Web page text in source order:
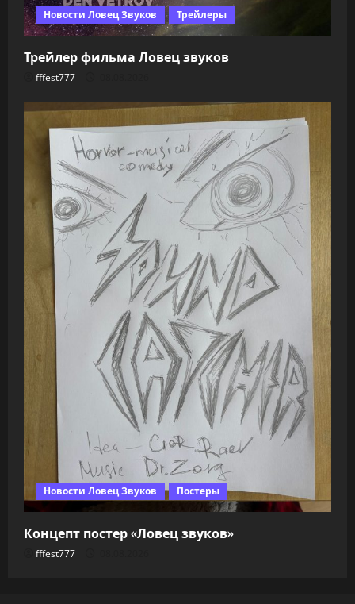
Новости Ловец Звуков Трейлеры
Трейлер фильма Ловец звуков
fffest777
Новости Ловец Звуков Постеры
Концепт постер «Ловец звуков»
fffest777